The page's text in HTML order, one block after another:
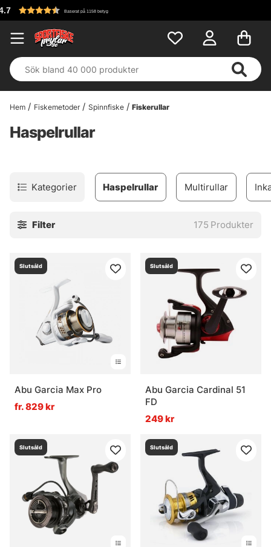
Hem Fiskemetoder Spinnfiske Fiskerullar
Haspelrullar
Kategorier Haspelrullar Multirullar
Filter 175 Produkter
Slutsåld
Abu Garcia Max Pro
fr. 829 kr
Slutsåld
Abu Garcia Cardinal 51
FD
249 kr
Slutsåld Slutsåld